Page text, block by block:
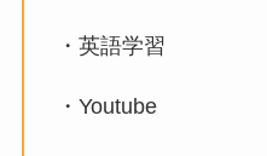
・英語学習
・Youtube